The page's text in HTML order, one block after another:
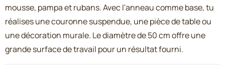
mousse, pampa et rubans. Avec l'anneau comme base, tu
réalises une couronne suspendue, une pièce de table ou
une décoration murale. Le diamètre de 50 cm offre une
grande surface de travail pour un résultat fourni.